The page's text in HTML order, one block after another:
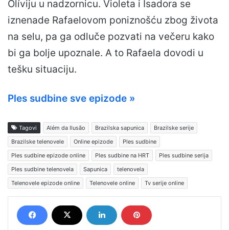
Olíviju u nadzornicu. Violeta i Isadora se
iznenade Rafaelovom poniznošću zbog života
na selu, pa ga odluče pozvati na večeru kako
bi ga bolje upoznale. A to Rafaela dovodi u
tešku situaciju.
Ples sudbine sve epizode »
Tagovi Além da Ilusão Brazilska sapunica
Brazilske serije
Brazilske telenovele
Online epizode
Ples sudbine
Ples sudbine epizode online
Ples sudbine na HRT
Ples sudbine serija
Ples sudbine telenovela
Sapunica
telenovela
Telenovele epizode online
Telenovele online Tv serije online